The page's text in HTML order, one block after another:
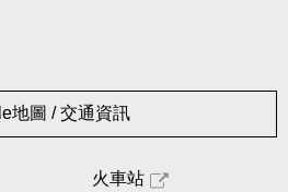
地圖 / 交通資訊
火車站